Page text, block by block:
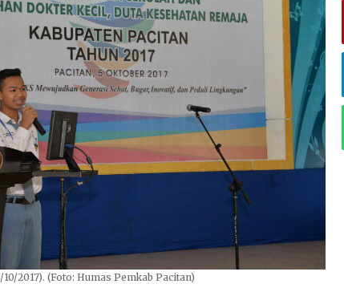
2017). (Foto: Humas Pemkab Pacitan)